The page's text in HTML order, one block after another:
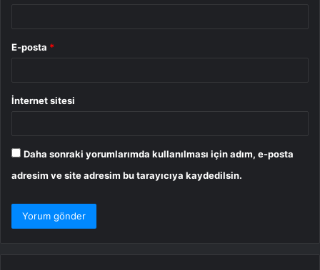
E-posta *
İnternet sitesi
Daha sonraki yorumlarımda kullanılması için adım, e-posta
adresim ve site adresim bu tarayıcıya kaydedilsin.